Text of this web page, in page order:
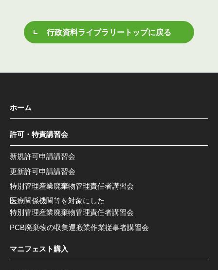
行政資料ライブラリートップに戻る
ホーム
許可・特責講習会
新規許可申請講習会
更新許可申請講習会
特別管理産業廃棄物管理責任者講習会
医療関係機関等を対象にした
特別管理産業廃棄物管理責任者講習会
PCB廃棄物の収集運搬業作業従事者講習会
マニフェスト購入